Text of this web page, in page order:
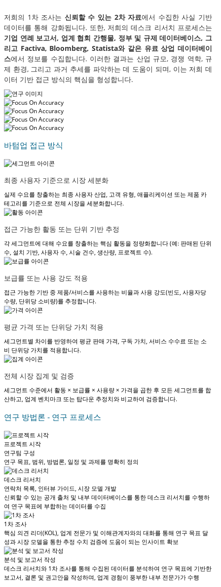
저희의 1차 조사는 신뢰할 수 있는 2차 자료에서 수집한 사실 기반
데이터를 통해 강화됩니다. 또한, 저희의 데스크 리서치 프로세스는
기업 연례 보고서, 업계 협회 간행물, 정부 및 규제 데이터베이스, 그
리고 Factiva, Bloomberg, Statista와 같은 유료 상업 데이터베이
스에서 정보를 수집합니다. 이러한 결과는 산업 규모, 경쟁 역학, 규
제 환경, 그리고 과거 추세를 파악하는 데 도움이 되며, 이는 저희 데
이터 기반 접근 방식의 핵심을 형성합니다.
바텀업 접근 방식
최종 사용자 기준으로 시장 세분화
실제 수요를 창출하는 최종 사용자 산업, 고객 유형, 애플리케이션 또는 제품 카
테고리를 기준으로 전체 시장을 세분화합니다.
접근 가능한 활동 또는 단위 기반 추정
각 세그먼트에 대해 수요를 창출하는 핵심 활동을 정량화합니다 (예: 판매된 단위
수, 설치 기반, 사용자 수, 시술 건수, 생산량, 프로젝트 수).
보급률 또는 사용 강도 적용
접근 가능한 기반 중 제품/서비스를 사용하는 비율과 사용 강도(빈도, 사용자당
수량, 단위당 소비량)를 추정합니다.
평균 가격 또는 단위당 가치 적용
세그먼트별 차이를 반영하여 평균 판매 가격, 구독 가치, 서비스 수수료 또는 소
비 단위당 가치를 적용합니다.
전체 시장 집계 및 검증
세그먼트 수준에서 활동 × 보급률 × 사용량 × 가격을 곱한 후 모든 세그먼트를 합
산하고, 업계 벤치마크 또는 탑다운 추정치와 비교하여 검증합니다.
연구 방법론 - 연구 프로세스
프로젝트 시작
연구팀 구성
연구 목표, 범위, 방법론, 일정 및 과제를 명확히 정의
데스크 리서치
연락처 목록, 인터뷰 가이드, 시장 모델 개발
신뢰할 수 있는 공개 출처 및 내부 데이터베이스를 통한 데스크 리서치를 수행하
여 연구 목표에 부합하는 데이터를 수집
1차 조사
핵심 의견 리더(KOL), 업계 전문가 및 이해관계자와의 대화를 통해 연구 목표 달
성과 시장 모델을 통한 추정 수치 검증에 도움이 되는 인사이트 확보
분석 및 보고서 작성
데스크 리서치와 1차 조사를 통해 수집된 데이터를 분석하여 연구 목표에 기반한
보고서, 결론 및 권고안을 작성하며, 업계 경험이 풍부한 내부 전문가가 수행